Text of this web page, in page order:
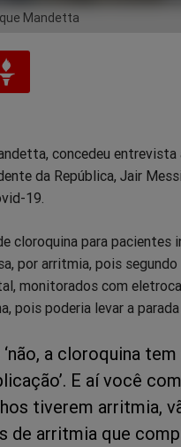
Mandetta
concedeu entrevista
da República, Jair
19.
cloroquina para pacientes
por arritmia, pois
monitorados com
pois poderia levar a parada
a cloroquina
E aí você
tiverem arritmia,
de arritmia que